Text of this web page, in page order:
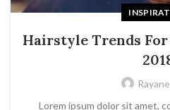
Hairstyle Trends
Rayane
Lorem ipsum dolor sit amet,